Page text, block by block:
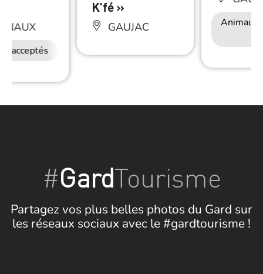
acceptés
K’fé »
GAUJAC Animaux
#GardTourisme
Partagez vos plus belles photos du Gard sur
les réseaux sociaux avec le #gardtourisme !